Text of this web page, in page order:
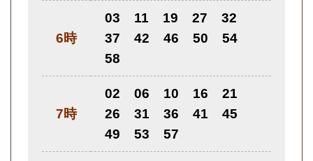
6時
03 11 19 27
32
37
42 46 50
54
58
7時
02 06 10 16
21
26
31 36 41
45
49
53 57